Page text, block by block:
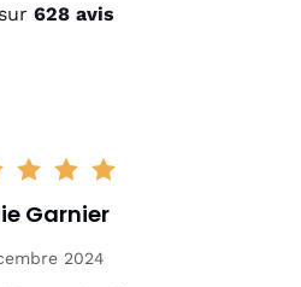
628 avis
Garnier
2024